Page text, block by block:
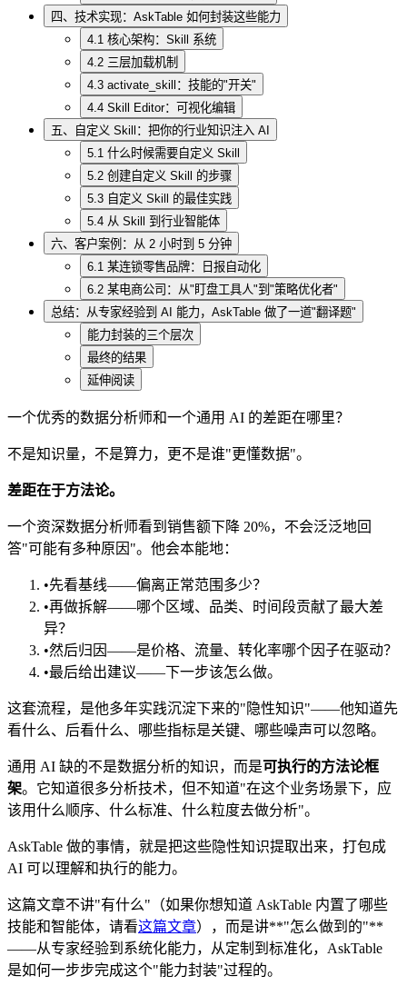
四、技术实现：AskTable 如何封装这些能力
4.1 核心架构：Skill 系统
4.2 三层加载机制
4.3 activate_skill：技能的"开关"
4.4 Skill Editor：可视化编辑
五、自定义 Skill：把你的行业知识注入 AI
5.1 什么时候需要自定义 Skill
5.2 创建自定义 Skill 的步骤
5.3 自定义 Skill 的最佳实践
5.4 从 Skill 到行业智能体
六、客户案例：从 2 小时到 5 分钟
6.1 某连锁零售品牌：日报自动化
6.2 某电商公司：从"盯盘工具人"到"策略优化者"
总结：从专家经验到 AI 能力，AskTable 做了一道"翻译题"
能力封装的三个层次
最终的结果
延伸阅读
一个优秀的数据分析师和一个通用 AI 的差距在哪里？
不是知识量，不是算力，更不是谁"更懂数据"。
差距在于方法论。
一个资深数据分析师看到销售额下降 20%，不会泛泛地回
答"可能有多种原因"。他会本能地：
•先看基线——偏离正常范围多少？
•再做拆解——哪个区域、品类、时间段贡献了最大差
异？
•然后归因——是价格、流量、转化率哪个因子在驱动？
•最后给出建议——下一步该怎么做。
这套流程，是他多年实践沉淀下来的"隐性知识"——他知道先
看什么、后看什么、哪些指标是关键、哪些噪声可以忽略。
通用 AI 缺的不是数据分析的知识，而是可执行的方法论框
架。它知道很多分析技术，但不知道"在这个业务场景下，应
该用什么顺序、什么标准、什么粒度去做分析"。
AskTable 做的事情，就是把这些隐性知识提取出来，打包成
AI 可以理解和执行的能力。
这篇文章不讲"有什么"（如果你想知道 AskTable 内置了哪些
技能和智能体，请看这篇文章），而是讲**"怎么做到的"**
——从专家经验到系统化能力，从定制到标准化，AskTable
是如何一步步完成这个"能力封装"过程的。